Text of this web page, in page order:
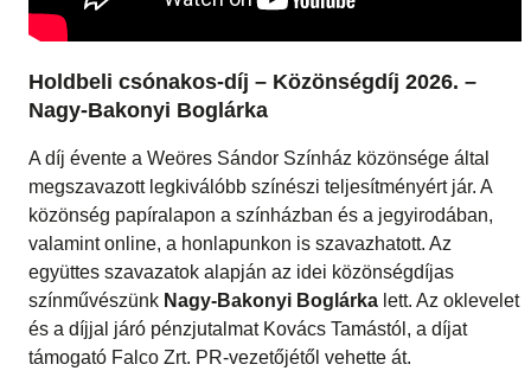
Holdbeli csónakos-díj – Közönségdíj 2026. –
Nagy-Bakonyi Boglárka
A díj évente a Weöres Sándor Színház közönsége által
megszavazott legkiválóbb színészi teljesítményért jár. A
közönség papíralapon a színházban és a jegyirodában,
valamint online, a honlapunkon is szavazhatott. Az
együttes szavazatok alapján az idei közönségdíjas
színművészünk Nagy-Bakonyi Boglárka lett. Az oklevelet
és a díjjal járó pénzjutalmat Kovács Tamástól, a díjat
támogató Falco Zrt. PR-vezetőjétől vehette át.